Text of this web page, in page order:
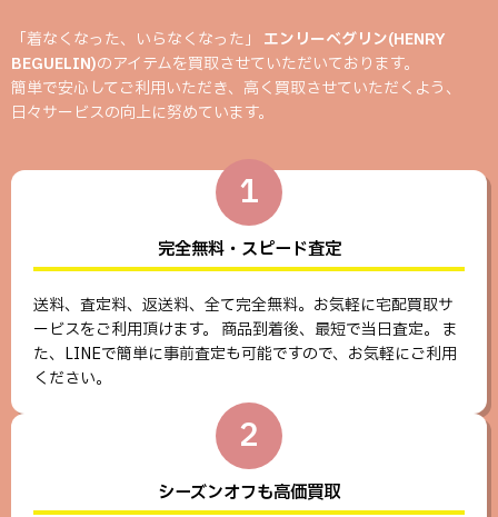
「着なくなった、いらなくなった」 エンリーベグリン(HENRY
BEGUELIN)のアイテムを買取させていただいております。
簡単で安心してご利用いただき、高く買取させていただくよう、
日々サービスの向上に努めています。
1
完全無料・スピード査定
送料、査定料、返送料、全て完全無料。お気軽に宅配買取サ
ービスをご利用頂けます。 商品到着後、最短で当日査定。 ま
た、LINEで簡単に事前査定も可能ですので、お気軽にご利用
ください。
2
シーズンオフも高価買取